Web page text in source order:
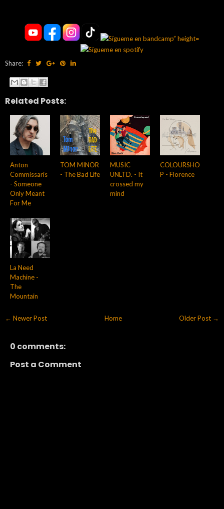
Share:
Related Posts:
Anton
Commissaris
- Someone
Only Meant
For Me
TOM MINOR
- The Bad Life
MUSIC
UNLTD. - It
crossed my
mind
COLOURSHO
P - Florence
La Need
Machine -
The
Mountain
← Newer Post Older Post →
Home
0 comments:
Post a Comment